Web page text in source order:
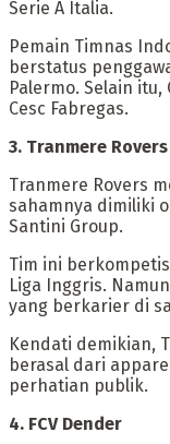
Serie A Italia.
‎Pemain Timnas
berstatus
Palermo. Selain
Cesc Fabregas.
‎3. Tranmere Rovers
‎Tranmere Rovers
sahamnya dimiliki
Santini Group.
‎Tim ini
Liga Inggris.
yang berkarier di
‎Kendati demikian,
berasal dari
perhatian publik.
‎4. FCV Dender